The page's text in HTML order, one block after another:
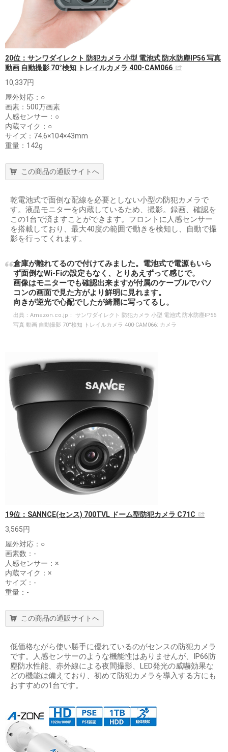
20位：サンワダイレクト 防犯カメラ 小型 電池式 防水防塵IP56 写真
動画 自動撮影 70°検知 トレイルカメラ 400-CAM066
10,337円
屋外対応：○
画素：500万画素
人感センサー：○
内蔵マイク：○
サイズ：74.6×104×43mm
重量：142g
この商品の通販サイトへ
乾電池式で面倒な配線を必要としない小型の防犯カメラで
す。液晶モニターを内蔵しているため、撮影。録画、確認を
この1台で済ますことができます。フロントに人感センサー
を搭載しており、最大40度の範囲で動きを検知し、自動で撮
影を行ってくれます。
倉庫が離れてるので付けてみました。電池式で電源もいら
ず面倒なWi-Fiの設定もなく、とりあえずって感じで。
画像はモニターでも確認出来ますが付属のケーブルでパソ
コンの画面で見た方がより鮮明に見れます。
向きが逆光で心配でしたが綺麗に写ってるし。
出典： Amazon.co.jp： サンワダイレクト 防犯カメラ 小型 電池式 防水防塵IP56
写真 動画 自動撮影 70°検知 トレイルカメラ 400-CAM066: カメラ
19位：SANNCE(センス) 700TVL ドーム型防犯カメラ C71C
3,565円
屋外対応：○
画素数：-
人感センサー：×
内蔵マイク：×
サイズ：-
重量：-
この商品の通販サイトへ
低価格ながら使い勝手に優れているのがセンスの防犯カメラ
です。人感センサーのような機能性はありませんが、IP66防
塵防水性能、赤外線による夜間撮影、LED発光の威嚇効果な
どの機能は備えており、初めて防犯カメラを導入する方にも
おすすめの1台です。